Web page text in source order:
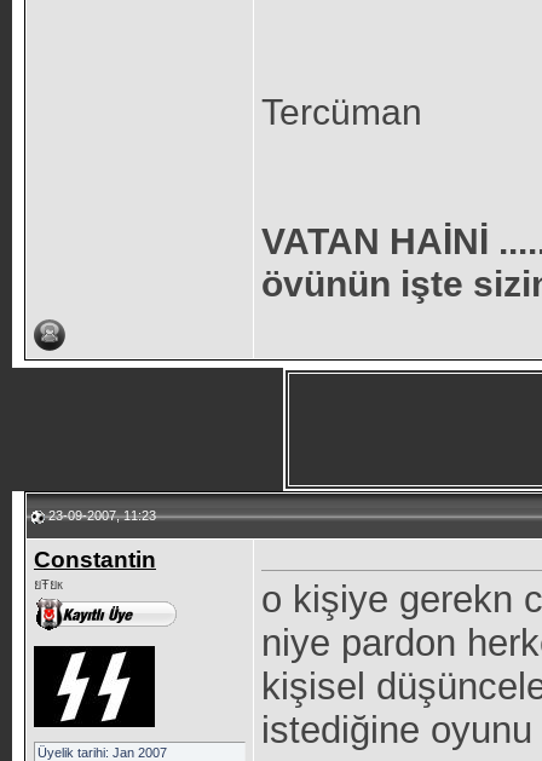
Tercüman
VATAN HAİNİ
övünün işte
23-09-2007, 11:23
Constantin
ยŦยк
Üyelik tarihi: Jan 2007
o kişiye gerekn
niye pardon
kişisel
istediğine